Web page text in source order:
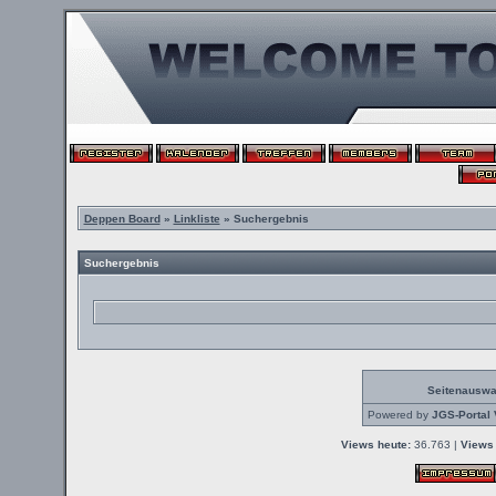
Deppen Board» Linkliste » Suchergebnis
Suchergebnis
Powered by JGS-Portal
Views heute:36.763 | Views